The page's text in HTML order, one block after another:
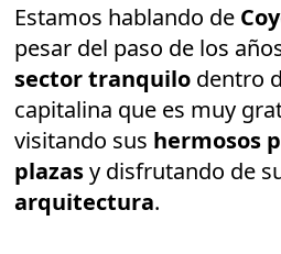
Estamos hablando de
pesar del paso de los
sector tranquilo dentro
capitalina que es muy
visitando sus hermosos
plazasy disfrutando de
arquitectura.